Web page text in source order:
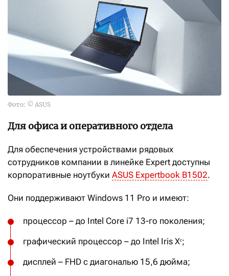
Фото: © ASUS
Для офиса и оперативного отдела
Для обеспечения устройствами рядовых
сотрудников компании в линейке Expert доступны
корпоративные ноутбуки ASUS Expertbook B1502.
Они поддерживают Windows 11 Pro и имеют:
процессор – до Intel Core i7 13-го поколения;
графический процессор – до Intel Iris Xᵉ;
дисплей – FHD с диагональю 15,6 дюйма;